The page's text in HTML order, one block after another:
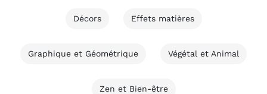
Décors Effets matières
Graphique et Géométrique Végétal et Animal
Zen et Bien-être